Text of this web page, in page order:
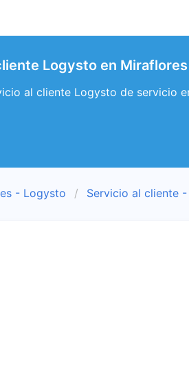
Logysto en Miraflores
al cliente Logysto de servicio
- Logysto Servicio al cliente -